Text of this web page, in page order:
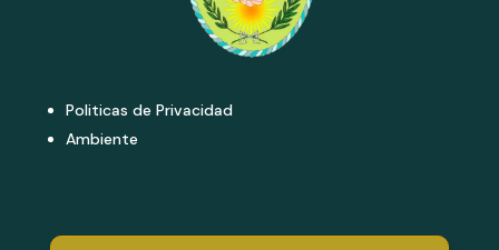
Politicas de Privacidad
Ambiente